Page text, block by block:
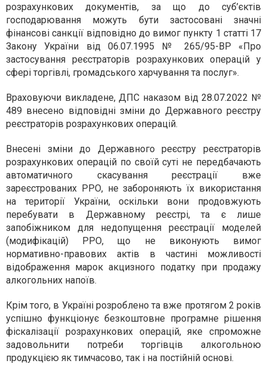
розрахункових документів, за що до суб’єктів
господарювання можуть бути застосовані значні
фінансові санкції відповідно до вимог пункту 1 статті 17
Закону України від 06.07.1995 № 265/95-ВР «Про
застосування реєстраторів розрахункових операцій у
сфері торгівлі, громадського харчування та послуг».
Враховуючи викладене, ДПС наказом від 28.07.2022 №
489 внесено відповідні зміни до Державного реєстру
реєстраторів розрахункових операцій.
Внесені зміни до Державного реєстру реєстраторів
розрахункових операцій по своїй суті не передбачають
автоматичного скасування реєстрації вже
зареєстрованих РРО, не забороняють їх використання
на території України, оскільки вони продовжують
перебувати в Державному реєстрі, та є лише
запобіжником для недопущення реєстрації моделей
(модифікацій) РРО, що не виконують вимог
нормативно-правових актів в частині можливості
відображення марок акцизного податку при продажу
алкогольних напоїв.
Крім того, в Україні розроблено та вже протягом 2 років
успішно функціонує безкоштовне програмне рішення
фіскалізації розрахункових операцій, яке спроможне
задовольнити потреби торгівців алкогольною
продукцією як тимчасово, так і на постійній основі.